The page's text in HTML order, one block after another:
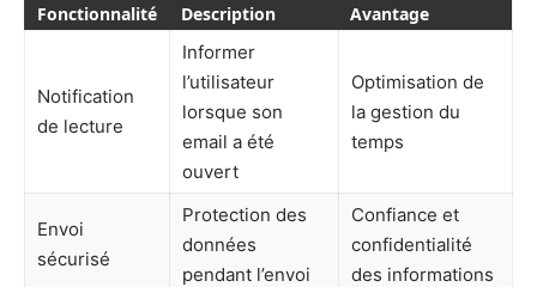
Fonctionnalité Description Avantage
Notification
de lecture
Informer
l’utilisateur
lorsque son
email a été
ouvert
Optimisation de
la gestion du
temps
Envoi
sécurisé
Protection des
données
pendant l’envoi
Confiance et
confidentialité
des informations